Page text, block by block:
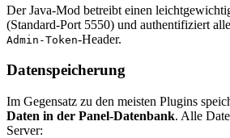
Der Java-Mod betreibt einen
(Standard-Port 5550) und authentifiziert
Admin-Token-Header.
Datenspeicherung
Im Gegensatz zu den meisten Plugins
Daten in der Panel-Datenbank. Alle
Server: